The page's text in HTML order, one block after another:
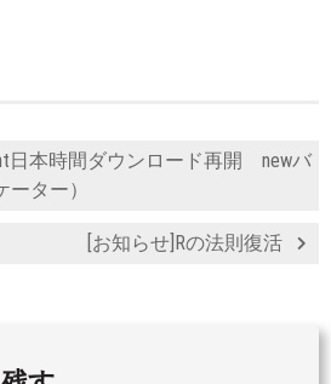
日本時間ダウンロード再開 newバ
ター）
[お知らせ]Rの法則復活